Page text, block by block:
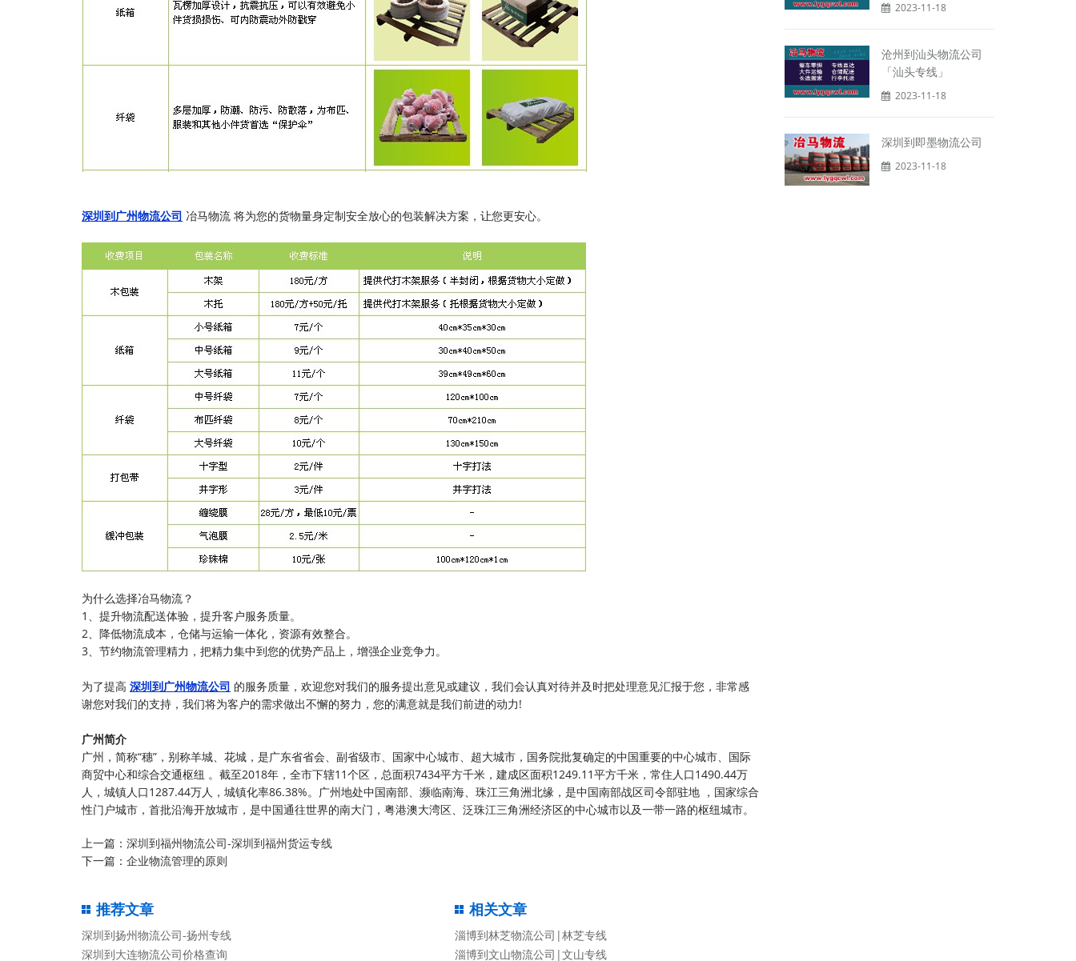
深圳到广州物流公司 冶马物流 将为您的货物量身定制安全放心的包装解决方案，让您更安心。
为什么选择冶马物流？
1、提升物流配送体验，提升客户服务质量。
2、降低物流成本，仓储与运输一体化，资源有效整合。
3、节约物流管理精力，把精力集中到您的优势产品上，增强企业竞争力。
为了提高 深圳到广州物流公司 的服务质量，欢迎您对我们的服务提出意见或建议，我们会认真对待并及时把处理意见汇报于您，非常感
谢您对我们的支持，我们将为客户的需求做出不懈的努力，您的满意就是我们前进的动力!
广州简介
广州，简称“穗”，别称羊城、花城，是广东省省会、副省级市、国家中心城市、超大城市，国务院批复确定的中国重要的中心城市、国际
商贸中心和综合交通枢纽 。截至2018年，全市下辖11个区，总面积7434平方千米，建成区面积1249.11平方千米，常住人口1490.44万
人，城镇人口1287.44万人，城镇化率86.38%。广州地处中国南部、濒临南海、珠江三角洲北缘，是中国南部战区司令部驻地 ，国家综合
性门户城市，首批沿海开放城市，是中国通往世界的南大门，粤港澳大湾区、泛珠江三角洲经济区的中心城市以及一带一路的枢纽城市。
上一篇： 深圳到福州物流公司-深圳到福州货运专线
下一篇： 企业物流管理的原则
推荐文章
深圳到扬州物流公司-扬州专线
深圳到大连物流公司价格查询
相关文章
淄博到林芝物流公司|林芝专线
淄博到文山物流公司|文山专线
2023-11-18
沧州到汕头物流公司
「汕头专线」
2023-11-18
深圳到即墨物流公司
2023-11-18